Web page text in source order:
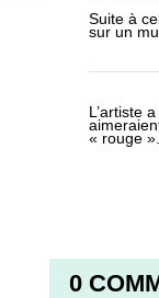
Suite à
sur un
L’artiste
« rouge
0